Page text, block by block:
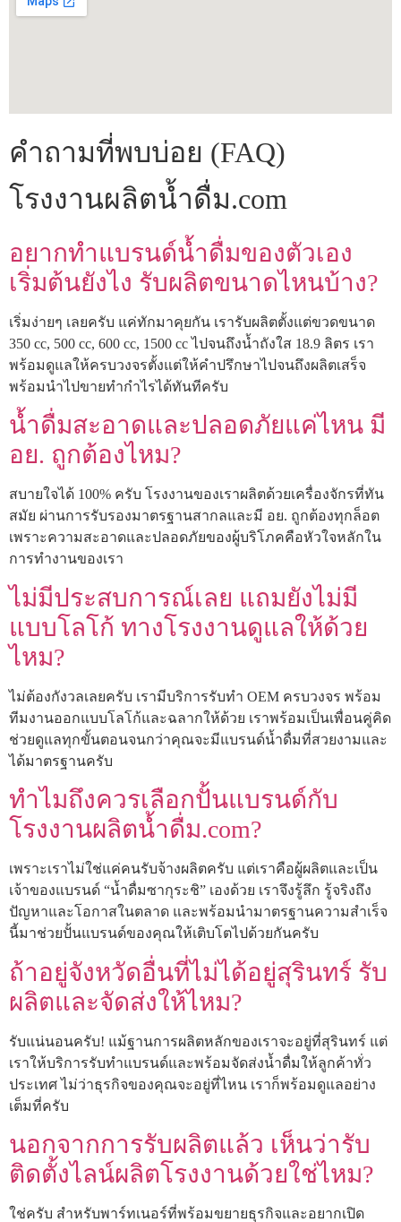
คำถามที่พบบ่อย (FAQ)
โรงงานผลิตน้ำดื่ม.com
อยากทำแบรนด์น้ำดื่มของตัวเอง
เริ่มต้นยังไง รับผลิตขนาดไหนบ้าง?
เริ่มง่ายๆ เลยครับ แค่ทักมาคุยกัน เรารับผลิตตั้งแต่ขวดขนาด
350 cc, 500 cc, 600 cc, 1500 cc ไปจนถึงน้ำถังใส 18.9 ลิตร เรา
พร้อมดูแลให้ครบวงจรตั้งแต่ให้คำปรึกษาไปจนถึงผลิตเสร็จ
พร้อมนำไปขายทำกำไรได้ทันทีครับ
น้ำดื่มสะอาดและปลอดภัยแค่ไหน มี
อย. ถูกต้องไหม?
สบายใจได้ 100% ครับ โรงงานของเราผลิตด้วยเครื่องจักรที่ทัน
สมัย ผ่านการรับรองมาตรฐานสากลและมี อย. ถูกต้องทุกล็อต
เพราะความสะอาดและปลอดภัยของผู้บริโภคคือหัวใจหลักใน
การทำงานของเรา
ไม่มีประสบการณ์เลย แถมยังไม่มี
แบบโลโก้ ทางโรงงานดูแลให้ด้วย
ไหม?
ไม่ต้องกังวลเลยครับ เรามีบริการรับทำ OEM ครบวงจร พร้อม
ทีมงานออกแบบโลโก้และฉลากให้ด้วย เราพร้อมเป็นเพื่อนคู่คิด
ช่วยดูแลทุกขั้นตอนจนกว่าคุณจะมีแบรนด์น้ำดื่มที่สวยงามและ
ได้มาตรฐานครับ
ทำไมถึงควรเลือกปั้นแบรนด์กับ
โรงงานผลิตน้ำดื่ม.com?
เพราะเราไม่ใช่แค่คนรับจ้างผลิตครับ แต่เราคือผู้ผลิตและเป็น
เจ้าของแบรนด์ “น้ำดื่มซากุระชิ” เองด้วย เราจึงรู้ลึก รู้จริงถึง
ปัญหาและโอกาสในตลาด และพร้อมนำมาตรฐานความสำเร็จ
นี้มาช่วยปั้นแบรนด์ของคุณให้เติบโตไปด้วยกันครับ
ถ้าอยู่จังหวัดอื่นที่ไม่ได้อยู่สุรินทร์ รับ
ผลิตและจัดส่งให้ไหม?
รับแน่นอนครับ! แม้ฐานการผลิตหลักของเราจะอยู่ที่สุรินทร์ แต่
เราให้บริการรับทำแบรนด์และพร้อมจัดส่งน้ำดื่มให้ลูกค้าทั่ว
ประเทศ ไม่ว่าธุรกิจของคุณจะอยู่ที่ไหน เราก็พร้อมดูแลอย่าง
เต็มที่ครับ
นอกจากการรับผลิตแล้ว เห็นว่ารับ
ติดตั้งไลน์ผลิตโรงงานด้วยใช่ไหม?
ใช่ครับ สำหรับพาร์ทเนอร์ที่พร้อมขยายธุรกิจและอยากเปิด